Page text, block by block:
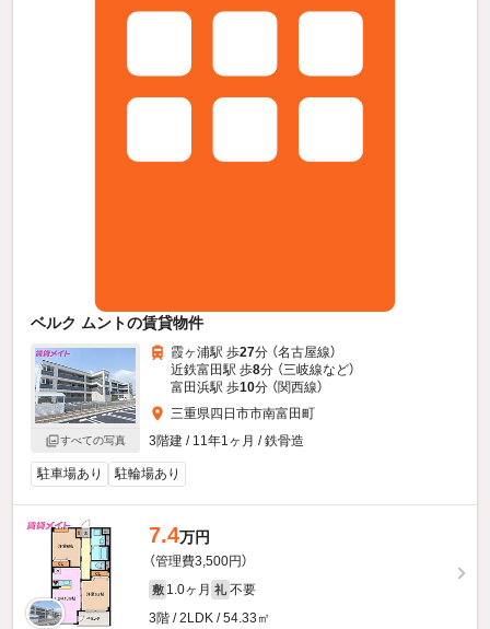
ベルク ムントの賃貸物件
すべての写真
霞ヶ浦駅 歩27分 （名古屋線）
近鉄富田駅 歩8分 （三岐線など）
富田浜駅 歩10分 （関西線）
三重県四日市市南富田町
3階建 / 11年1ヶ月 / 鉄骨造
駐車場あり 駐輪場あり
7.4万円
（管理費3,500円）
敷 1.0ヶ月 礼 不要
3階 / 2LDK / 54.33㎡